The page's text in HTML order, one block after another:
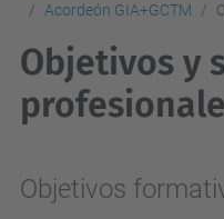
Acordeón GIA+GCTM
Objetivos y
Objetivos